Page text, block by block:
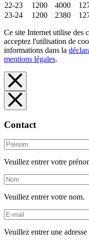
22-23 1200 4000
23-24
1200 2380
Ce site Internet utilise des
acceptez l'utilisation de
informations dans la
mentions légales.
Contact
Veuillez entrer votre
Veuillez entrer votre nom.
Veuillez entrer une